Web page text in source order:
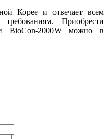
Корее и отвечает всем
Приобрести
BioCon-2000W можно в